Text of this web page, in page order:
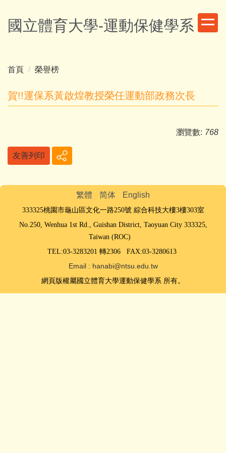
到
主
容
國立體育大學-運動保健學系
首頁 榮譽榜
賀!!運保系黃啟煌教授榮任運動部政務次長
瀏覽數: 768
友善列印
繁體 简体 English
333325桃園市龜山區文化一路250號 綜合科技大樓3樓303室
No.250, Wenhua 1st Rd., Guishan District, Taoyuan City 333325,
Taiwan (ROC)
TEL:03-3283201 轉2306 FAX:03-3280613
Email : hanabi@ntsu.edu.tw
網頁版權屬國立體育大學運動保健學系 所有。